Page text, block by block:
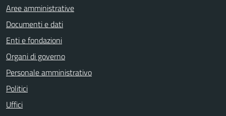
Aree amministrative
Documenti e dati
Enti e fondazioni
Organi di governo
Personale amministrativo
Politici
Uffici